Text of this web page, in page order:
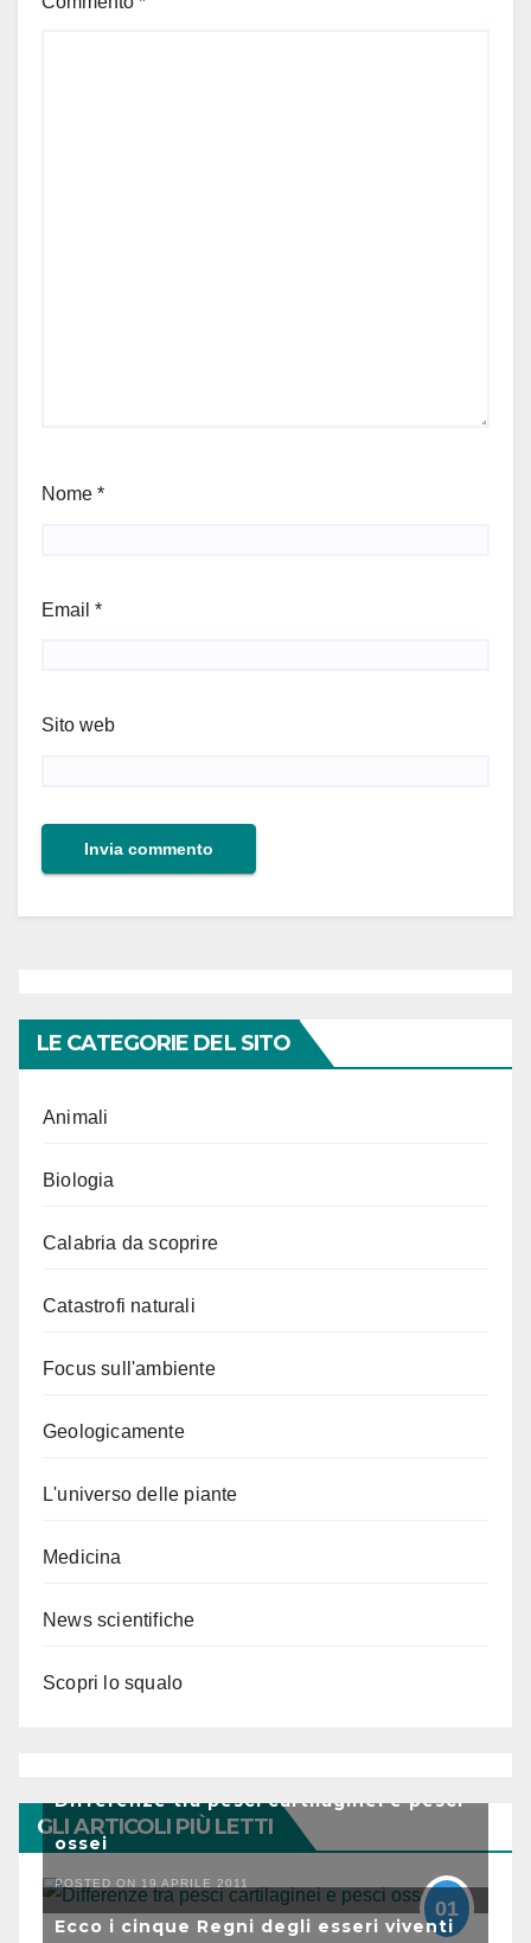
Nome *
Email *
Sito web
LE CATEGORIE DEL SITO
Animali
Biologia
Calabria da scoprire
Catastrofi naturali
Focus sull'ambiente
Geologicamente
L'universo delle piante
Medicina
News scientifiche
Scopri lo squalo
GLI ARTICOLI PIÙ LETTI
Differenze tra pesci cartilaginei e pesci
ossei
POSTED ON 19 APRILE 2011
01
Ecco i cinque Regni degli esseri viventi